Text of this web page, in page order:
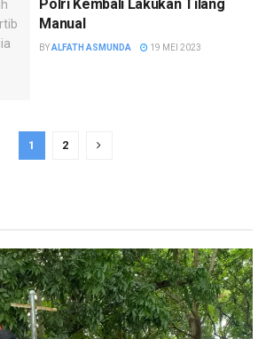
Polri Kembali Lakukan Tilang
Manual
BYALFATH ASMUNDA 19 MEI 2023
1 2